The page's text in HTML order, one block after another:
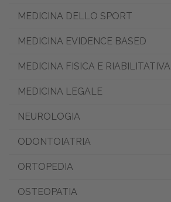
MEDICINA DELLO SPORT
MEDICINA EVIDENCE BASED
MEDICINA FISICA E RIABILITATIVA
MEDICINA LEGALE
NEUROLOGIA
ODONTOIATRIA
ORTOPEDIA
OSTEOPATIA